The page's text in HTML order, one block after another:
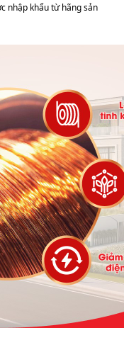
nhập khẩu từ hãng sản